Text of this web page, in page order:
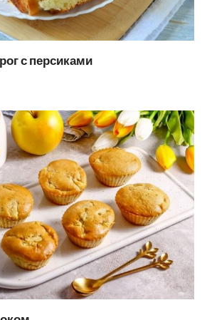
с персиками